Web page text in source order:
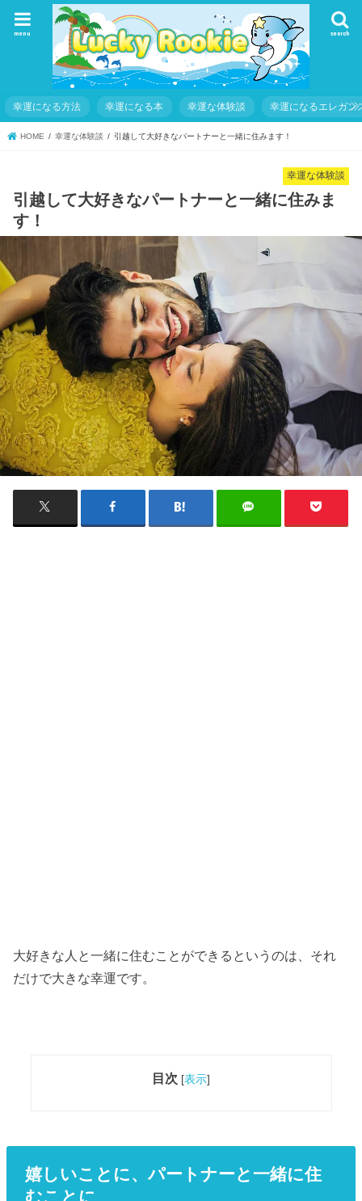
search
menu
幸運になる方法 幸運になる本 幸運な体験談 幸運になるエレガン
HOME 幸運な体験談 引越して大好きなパートナーと一緒に住みます！
幸運な体験談
引越して大好きなパートナーと一緒に住みま
す！
大好きな人と一緒に住むことができるというのは、それ
だけで大きな幸運です。
目次 [表示]
嬉しいことに、パートナーと一緒に住
むことに